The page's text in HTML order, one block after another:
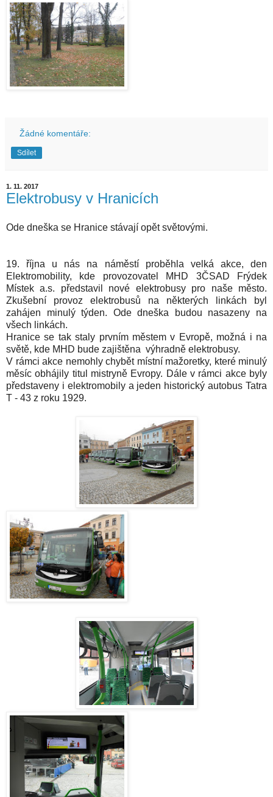
Žádné komentáře:
Sdílet
1. 11. 2017
Elektrobusy v Hranicích
Ode dneška se Hranice stávají opět světovými.
19. října u nás na náměstí proběhla velká akce, den
Elektromobility, kde provozovatel MHD 3ČSAD Frýdek
Místek a.s. představil nové elektrobusy pro naše město.
Zkušební provoz elektrobusů na některých linkách byl
zahájen minulý týden. Ode dneška budou nasazeny na
všech linkách.
Hranice se tak staly prvním městem v Evropě, možná i na
světě, kde MHD bude zajištěna výhradně elektrobusy.
V rámci akce nemohly chybět místní mažoretky, které minulý
měsíc obhájily titul mistryně Evropy. Dále v rámci akce byly
představeny i elektromobily a jeden historický autobus Tatra
T - 43 z roku 1929.